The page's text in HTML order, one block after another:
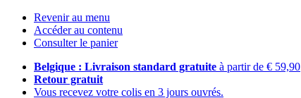
Revenir au menu
Accéder au contenu
Consulter le panier
Belgique : Livraison standard gratuite à partir de € 59,90
Retour gratuit
Vous recevez votre colis en 3 jours ouvrés.